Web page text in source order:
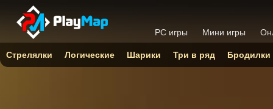
PC игры Мини игры
Стрелялки Логические Шарики Три в ряд Бродилки